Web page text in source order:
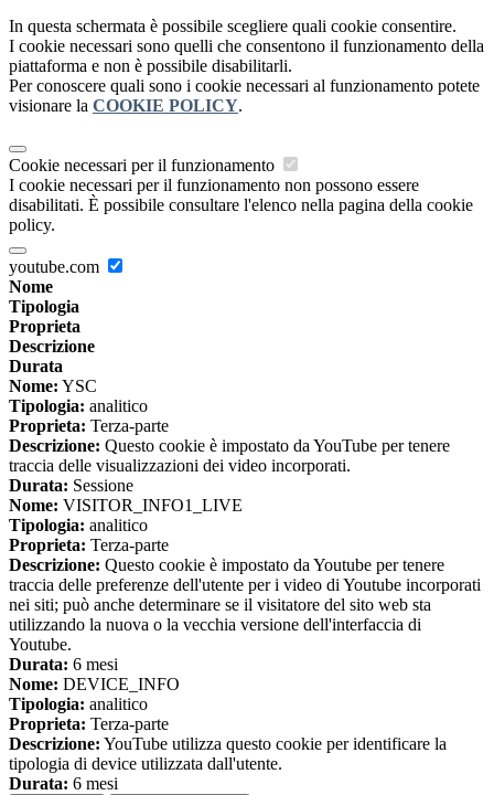
In questa schermata è possibile scegliere quali cookie consentire.
I cookie necessari sono quelli che consentono il funzionamento della
piattaforma e non è possibile disabilitarli.
Per conoscere quali sono i cookie necessari al funzionamento potete
visionare la COOKIE POLICY.
Cookie necessari per il funzionamento
I cookie necessari per il funzionamento non possono essere
disabilitati. È possibile consultare l'elenco nella pagina della cookie
policy.
youtube.com
Nome
Tipologia
Proprieta
Descrizione
Durata
Nome: YSC
Tipologia: analitico
Proprieta: Terza-parte
Descrizione: Questo cookie è impostato da YouTube per tenere
traccia delle visualizzazioni dei video incorporati.
Durata: Sessione
Nome: VISITOR_INFO1_LIVE
Tipologia: analitico
Proprieta: Terza-parte
Descrizione: Questo cookie è impostato da Youtube per tenere
traccia delle preferenze dell'utente per i video di Youtube incorporati
nei siti; può anche determinare se il visitatore del sito web sta
utilizzando la nuova o la vecchia versione dell'interfaccia di
Youtube.
Durata: 6 mesi
Nome: DEVICE_INFO
Tipologia: analitico
Proprieta: Terza-parte
Descrizione: YouTube utilizza questo cookie per identificare la
tipologia di device utilizzata dall'utente.
Durata: 6 mesi